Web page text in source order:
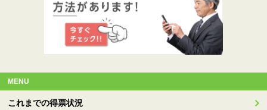
MENU
これまでの得票状況